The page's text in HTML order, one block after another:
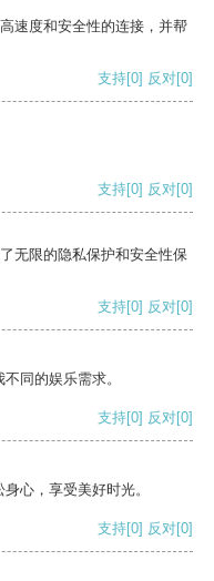
速度和安全性的连接，并帮
支持[0] 反对[0]
支持[0] 反对[0]
无限的隐私保护和安全性保
支持[0] 反对[0]
同的娱乐需求。
支持[0] 反对[0]
心，享受美好时光。
支持[0] 反对[0]